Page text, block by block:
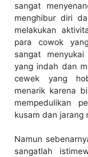
sangat
menghibur diri
melakukan
para cowok
sangat
yang indah dan
cewek yang
menarik karena
mempedulikan
kusam dan jarang
Namun
sangatlah